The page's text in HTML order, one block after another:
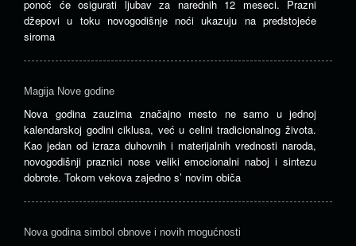
ponoć će osigurati ljubav za narednih 12 meseci. Prazni
džepovi u toku novogodišnje noći ukazuju na predstojeće
siroma
Magija Nove godine
Nova godina zauzima značajno mesto ne samo u jednoj
kalendarskoj godini ciklusa, već u celini tradicionalnog života.
Kao jedan od izraza duhovnih i materijalnih vrednosti naroda,
novogodišnji praznici nose veliki emocionalni naboj i sintezu
dobrote. Tokom vekova zajedno s’ novim običa
Nova godina simbol obnove i novih mogućnosti